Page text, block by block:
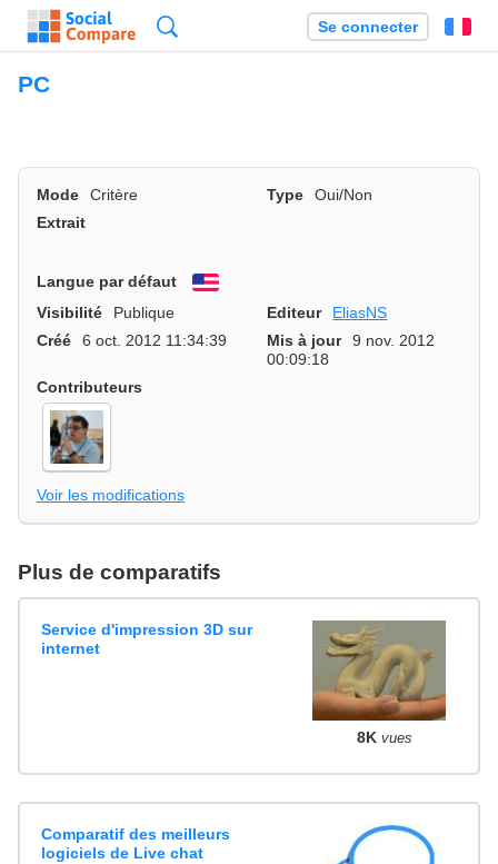
Se connecter
PC
Mode Critère Type
Oui/Non
Extrait
Langue par défaut
English
Visibilité
Publique Editeur
EliasNS
Créé
6 oct. 2012 11:34:39 Mis à jour
9 nov. 2012
00:09:18
Contributeurs
Voir les modifications
Plus de comparatifs
Service d'impression 3D sur
internet
8K vues
Comparatif des meilleurs
logiciels de Live chat